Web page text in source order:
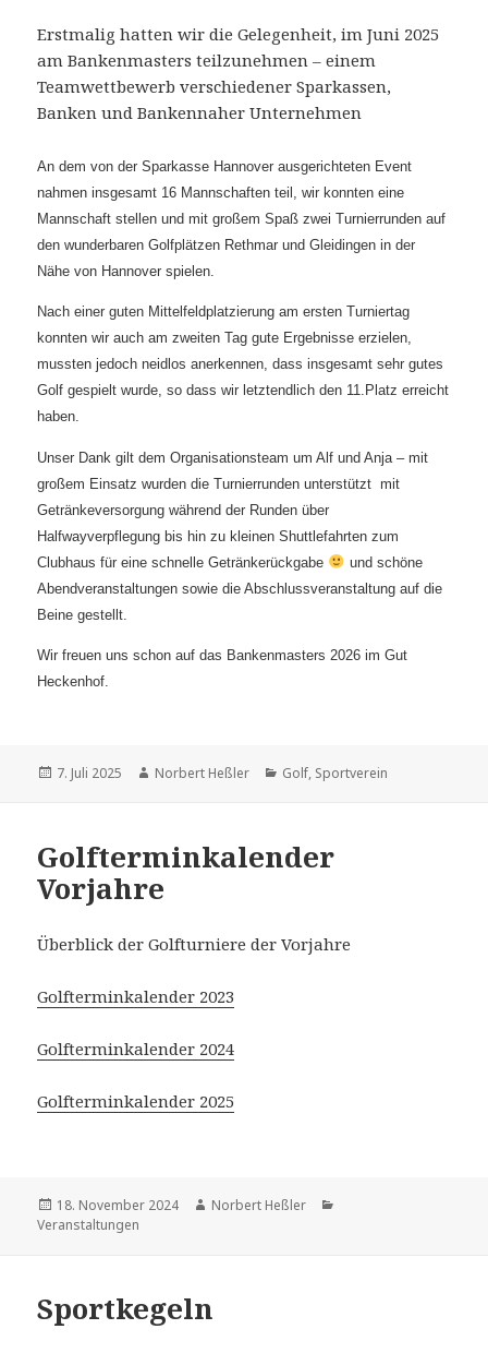
Erstmalig hatten wir die Gelegenheit, im Juni 2025
am Bankenmasters teilzunehmen – einem
Teamwettbewerb verschiedener Sparkassen,
Banken und Bankennaher Unternehmen
An dem von der Sparkasse Hannover ausgerichteten Event
nahmen insgesamt 16 Mannschaften teil, wir konnten eine
Mannschaft stellen und mit großem Spaß zwei Turnierrunden auf
den wunderbaren Golfplätzen Rethmar und Gleidingen in der
Nähe von Hannover spielen.
Nach einer guten Mittelfeldplatzierung am ersten Turniertag
konnten wir auch am zweiten Tag gute Ergebnisse erzielen,
mussten jedoch neidlos anerkennen, dass insgesamt sehr gutes
Golf gespielt wurde, so dass wir letztendlich den 11.Platz erreicht
haben.
Unser Dank gilt dem Organisationsteam um Alf und Anja – mit
großem Einsatz wurden die Turnierrunden unterstützt mit
Getränkeversorgung während der Runden über
Halfwayverpflegung bis hin zu kleinen Shuttlefahrten zum
Clubhaus für eine schnelle Getränkerückgabe
und schöne
Abendveranstaltungen sowie die Abschlussveranstaltung auf die
Beine gestellt.
Wir freuen uns schon auf das Bankenmasters 2026 im Gut
Heckenhof.
Veröffentlicht
7. Juli 2025 Autor
Norbert Heßler Kategorien
Golf, Sportverein
Golfterminkalender
Vorjahre
Überblick der Golfturniere der Vorjahre
Golfterminkalender 2023
Golfterminkalender 2024
Golfterminkalender 2025
Veröffentlicht
am
18. November 2024 Autor
Norbert Heßler
Veranstaltungen
Sportkegeln